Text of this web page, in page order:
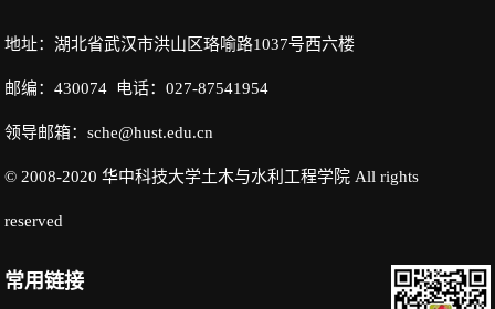
地址：湖北省武汉市洪山区珞喻路1037号西六楼
邮编：430074 电话：027-87541954
领导邮箱：sche@hust.edu.cn
© 2008-2020 华中科技大学土木与水利工程学院 All rights
reserved
常用链接